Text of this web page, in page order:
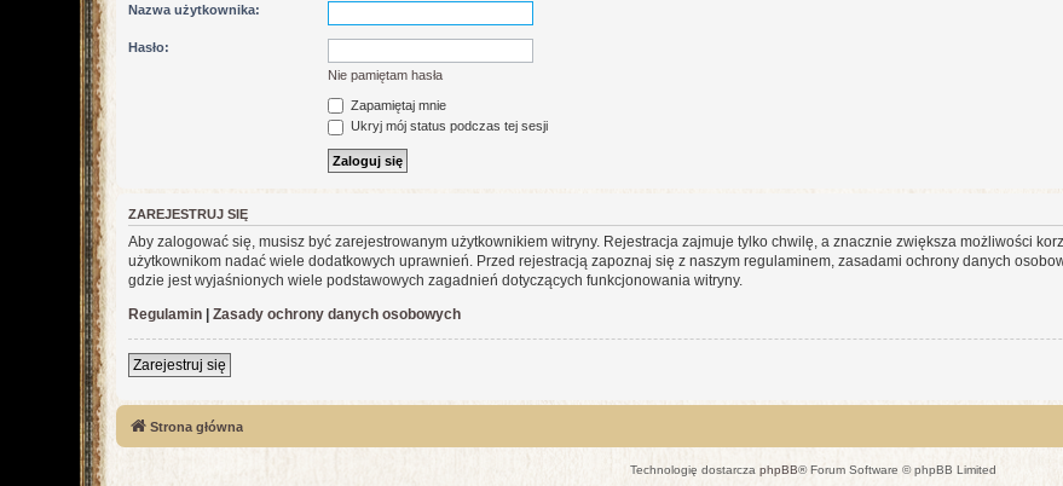
Nazwa użytkownika:
Hasło:
Nie pamiętam hasła
Zapamiętaj mnie
Ukryj mój status podczas tej sesji
ZAREJESTRUJ SIĘ
Aby zalogować się, musisz być zarejestrowanym użytkownikiem witryny. Rejestracja zajmuje tylko chwilę, a znacznie zwiększa możliwości
użytkownikom nadać wiele dodatkowych uprawnień. Przed rejestracją zapoznaj się z naszym regulaminem, zasadami ochrony danych
gdzie jest wyjaśnionych wiele podstawowych zagadnień dotyczących funkcjonowania witryny.
Regulamin
Zasady ochrony danych osobowych
Zarejestruj się
Strona główna
Technologię dostarcza phpBB® Forum Software © phpBB Limited